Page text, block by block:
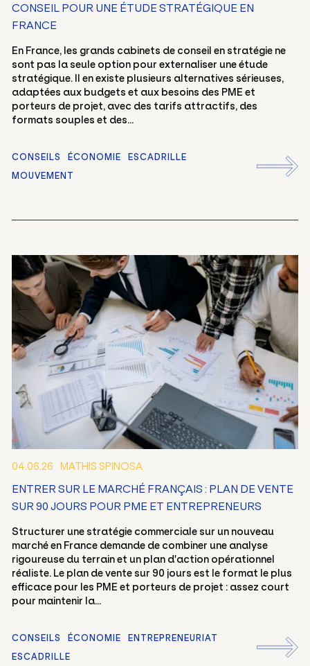
CONSEIL POUR UNE ÉTUDE STRATÉGIQUE EN
FRANCE
En France, les grands cabinets de conseil en stratégie ne
sont pas la seule option pour externaliser une étude
stratégique. Il en existe plusieurs alternatives sérieuses,
adaptées aux budgets et aux besoins des PME et
porteurs de projet, avec des tarifs attractifs, des
formats souples et des...
CONSEILS ÉCONOMIE
ESCADRILLE
MOUVEMENT
04.06.26 MATHIS SPINOSA
ENTRER SUR LE MARCHÉ FRANÇAIS : PLAN DE VENTE
SUR 90 JOURS POUR PME ET ENTREPRENEURS
Structurer une stratégie commerciale sur un nouveau
marché en France demande de combiner une analyse
rigoureuse du terrain et un plan d'action opérationnel
réaliste. Le plan de vente sur 90 jours est le format le plus
efficace pour les PME et porteurs de projet : assez court
pour maintenir la...
CONSEILS ÉCONOMIE
ENTREPRENEURIAT
ESCADRILLE